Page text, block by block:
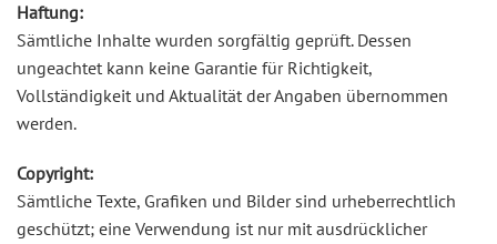
Haftung:
Sämtliche Inhalte wurden sorgfältig geprüft. Dessen
ungeachtet kann keine Garantie für Richtigkeit,
Vollständigkeit und Aktualität der Angaben übernommen
werden.
Copyright:
Sämtliche Texte, Grafiken und Bilder sind urheberrechtlich
geschützt; eine Verwendung ist nur mit ausdrücklicher